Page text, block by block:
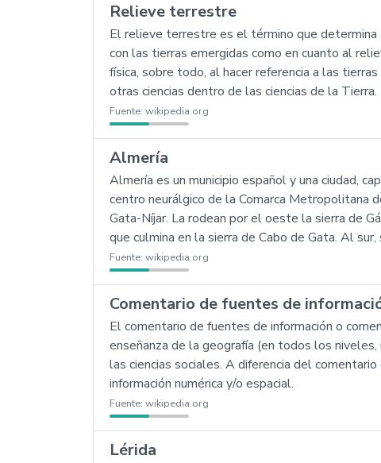
Relieve terrestre
El relieve terrestre es el término que
con las tierras emergidas como en cuanto al
física, sobre todo, al hacer referencia a las
otras ciencias dentro de las ciencias de la Tierra.
Fuente: wikipedia.org
Almería
Almería es un municipio español y una ciudad,
centro neurálgico de la Comarca Metropolitana
Gata-Níjar. La rodean por el oeste la sierra de
que culmina en la sierra de Cabo de Gata. Al
Fuente: wikipedia.org
Comentario de fuentes de
El comentario de fuentes de información o
enseñanza de la geografía (en todos los
las ciencias sociales. A diferencia del
información numérica y/o espacial.
Fuente: wikipedia.org
Lérida